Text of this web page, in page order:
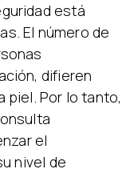
está
El número de
difieren
piel. Por lo tanto,
el
nivel de